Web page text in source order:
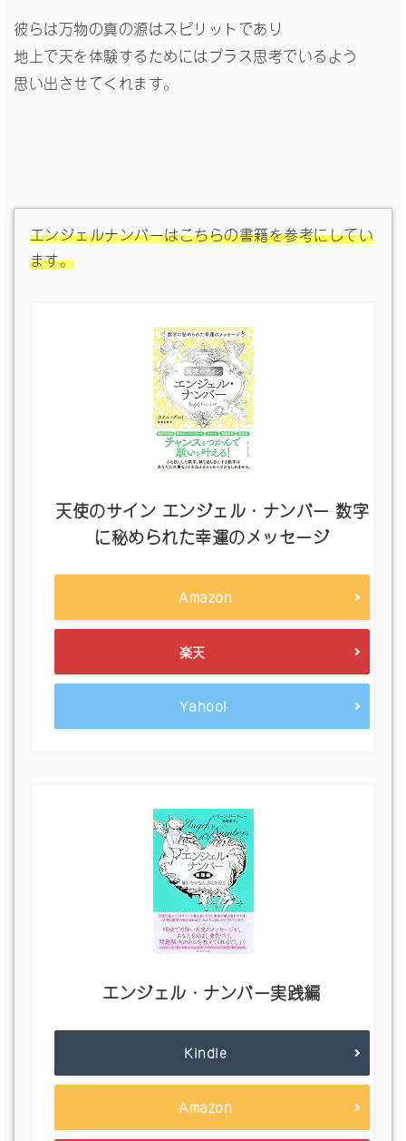
彼らは万物の真の源はスピリットであり
地上で天を体験するためにはプラス思考でいるよう
思い出させてくれます。
エンジェルナンバーはこちらの書籍を参考にしてい
ます。
天使のサイン エンジェル・ナンバー 数字
に秘められた幸運のメッセージ
Amazon
楽天
Yahoo!
エンジェル・ナンバー実践編
Kindle
Amazon